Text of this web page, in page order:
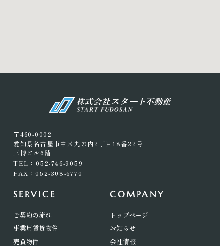
〒460-0002
愛知県名古屋市中区丸の内2丁目18番22号
三博ビル6階
TEL：052-746-9059
FAX：052-308-6770
SERVICE
ご契約の流れ
事業用賃貸物件
売買物件
COMPANY
トップページ
お知らせ
会社情報